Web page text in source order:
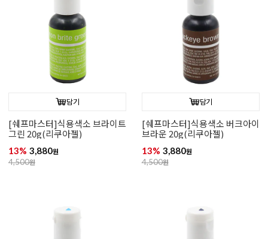
담기
[쉐프마스터]식용색소 브라이트
그린 20g(리쿠아젤)
13% 3,880원
4,500원
담기
[쉐프마스터]식용색소 버크아이
브라운 20g(리쿠아젤)
13% 3,880원
4,500원